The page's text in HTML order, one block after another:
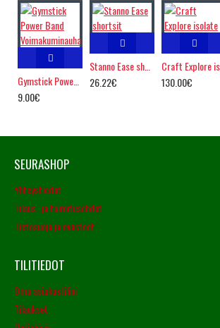
9.00€
Stanno Ease shortsit
26.22€
Craft Explore isolate
130.00€
SEURASHOP
Yhteystiedot
Tilaus- ja toimitusehdot
Tietosuoja ja evästeet
TILITIEDOT
Oma asiakastilini
Tilaukset